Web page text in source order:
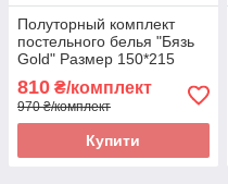
Полуторный комплект
постельного белья "Бязь
Gold" Размер 150*215
810 ₴/комплект
970 ₴/комплект
Купити